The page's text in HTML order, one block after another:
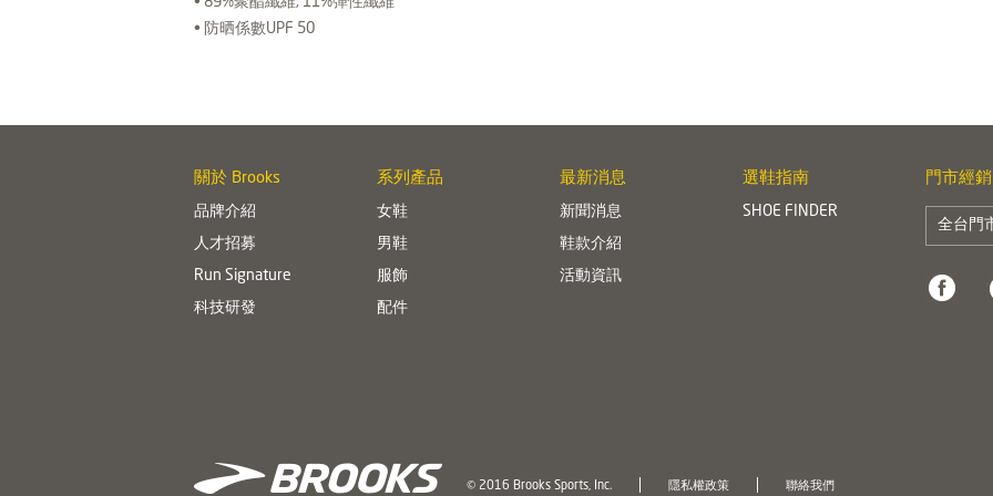
• 防晒係數UPF 50
關於 Brooks
品牌介紹
人才招募
Run Signature
科技研發
系列產品
女鞋
男鞋
服飾
配件
最新消息
新聞消息
鞋款介紹
活動資訊
選鞋指南
SHOE FINDER
門市經銷
全台門
© 2016 Brooks Sports, Inc. 隱私權政策 聯絡我們